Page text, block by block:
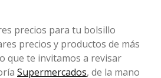
precios para tu bolsillo
precios y productos de más
que te invitamos a revisar
Supermercados, de la mano